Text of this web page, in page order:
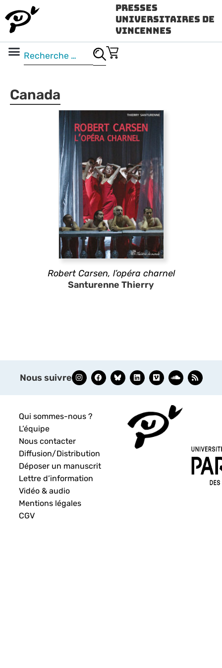
Presses
Universitaires de
Vincennes
Canada
Robert Carsen, l’opéra charnel
Santurenne Thierry
Nous suivre
Qui sommes-nous ?
L’équipe
Nous contacter
Diffusion/Distribution
Déposer un manuscrit
Lettre d’information
Vidéo & audio
Mentions légales
CGV